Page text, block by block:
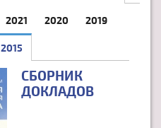
2021 2020 2019
2015
СБОРНИК
ДОКЛАДОВ